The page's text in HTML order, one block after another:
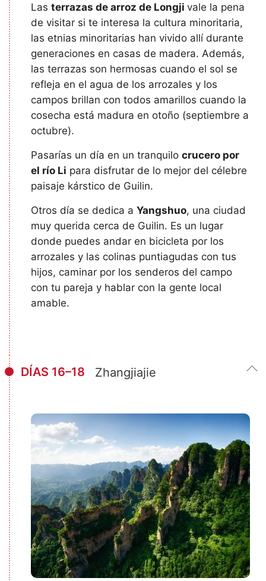
Las terrazas de arroz de Longji vale la pena
de visitar si te interesa la cultura minoritaria,
las etnias minoritarias han vivido allí durante
generaciones en casas de madera. Además,
las terrazas son hermosas cuando el sol se
refleja en el agua de los arrozales y los
campos brillan con todos amarillos cuando la
cosecha está madura en otoño (septiembre a
octubre).
Pasarías un día en un tranquilo crucero por
el río Li para disfrutar de lo mejor del célebre
paisaje kárstico de Guilin.
Otros día se dedica a Yangshuo, una ciudad
muy querida cerca de Guilin. Es un lugar
donde puedes andar en bicicleta por los
arrozales y las colinas puntiagudas con tus
hijos, caminar por los senderos del campo
con tu pareja y hablar con la gente local
amable.
DÍAS 16–18 Zhangjiajie